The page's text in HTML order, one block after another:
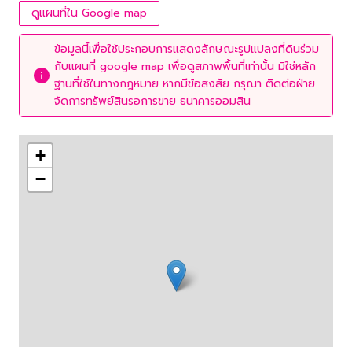
ดูแผนที่ใน Google map
ข้อมูลนี้เพื่อใช้ประกอบการแสดงลักษณะรูปแปลงที่ดินร่วม
กับแผนที่ google map เพื่อดูสภาพพื้นที่เท่านั้น มิใช่หลัก
ฐานที่ใช้ในทางกฎหมาย หากมีข้อสงสัย กรุณา ติดต่อฝ่าย
จัดการทรัพย์สินรอการขาย ธนาคารออมสิน
+
−